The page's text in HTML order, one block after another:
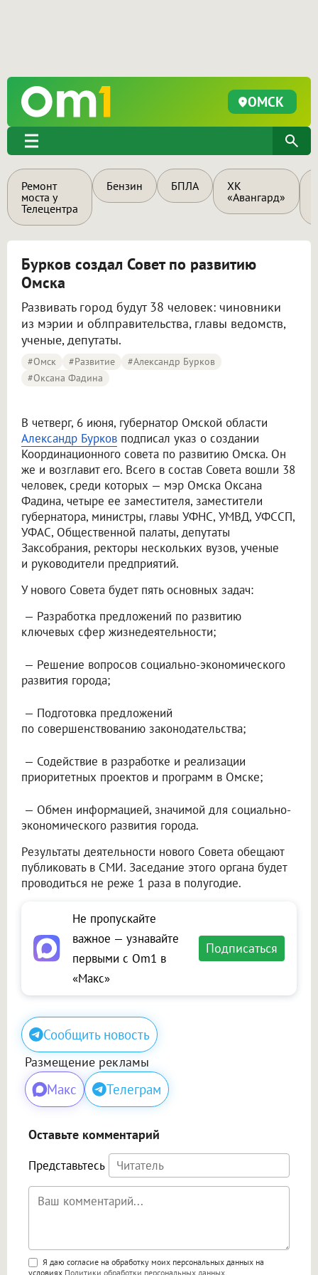
ОМСК
Ремонт
моста у
Телецентра
Бензин БПЛА
ХК
«Авангард»
Бурков создал Совет по развитию
Омска
Развивать город будут 38 человек: чиновники
из мэрии и облправительства, главы ведомств,
ученые, депутаты.
#Омск #Развитие
#Александр Бурков
#Оксана Фадина
В четверг, 6 июня, губернатор Омской области
Александр Бурков подписал указ о создании
Координационного совета по развитию Омска. Он
же и возглавит его. Всего в состав Совета вошли 38
человек, среди которых — мэр Омска Оксана
Фадина, четыре ее заместителя, заместители
губернатора, министры, главы УФНС, УМВД, УФССП,
УФАС, Общественной палаты, депутаты
Заксобрания, ректоры нескольких вузов, ученые
и руководители предприятий.
У нового Совета будет пять основных задач:
— Разработка предложений по развитию
ключевых сфер жизнедеятельности;
— Решение вопросов социально-экономического
развития города;
— Подготовка предложений
по совершенствованию законодательства;
— Содействие в разработке и реализации
приоритетных проектов и программ в Омске;
— Обмен информацией, значимой для социально-
экономического развития города.
Результаты деятельности нового Совета обещают
публиковать в СМИ. Заседание этого органа будет
проводиться не реже 1 раза в полугодие.
Не пропускайте
важное — узнавайте
первыми с Om1 в
«Макс»
Подписаться
Сообщить новость
Размещение рекламы
Макс Телеграм
Оставьте комментарий
Представьтесь
Поддержка HTML
Я даю согласие на обработку моих персональных данных на
условиях Политики обработки персональных данных